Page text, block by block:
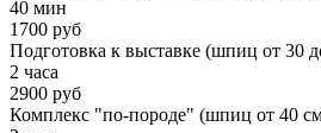
40 мин
1700 руб
Подготовка к выставке (шпиц от 30
2 часа
2900 руб
Комплекс "по-породе" (шпиц от 40